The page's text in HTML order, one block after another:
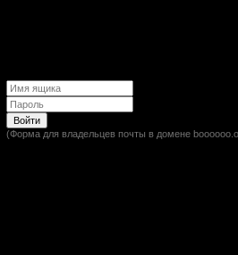
(Форма для владельцев почты в домене